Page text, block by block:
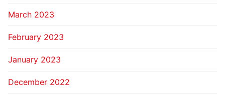
March 2023
February 2023
January 2023
December 2022